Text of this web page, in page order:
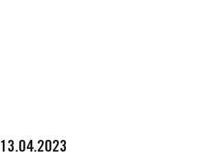
13.04.2023